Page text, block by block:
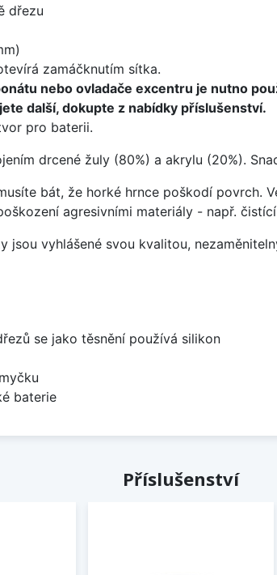
dřezu
zamáčknutím sítka.
nebo ovladače excentru je nutno
další, dokupte z nabídky příslušenství.
pro baterii.
drcené žuly (80%) a akrylu (20%).
bát, že horké hrnce poškodí povrch.
agresivními materiály - např.
vyhlášené svou kvalitou,
se jako těsnění používá silikon
baterie
Příslušenství